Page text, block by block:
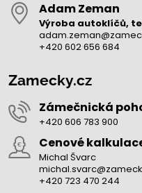
Adam Zeman
Výroba autoklíčů,
+420 602 656 684
Zamecky.cz
Zámečnická
+420 606 783 900
Cenové
Michal Švarc
+420 723 470 244